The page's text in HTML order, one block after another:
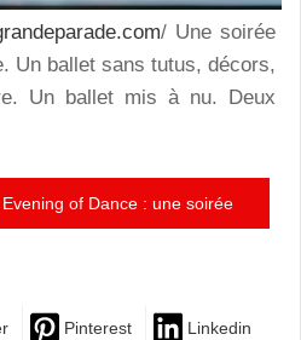
/ Une soirée
Un ballet sans tutus, décors,
Un ballet mis à nu. Deux
of Dance : une soirée
Pinterest Linkedin